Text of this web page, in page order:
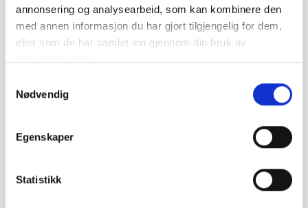
annonsering og analysearbeid, som kan kombinere den
med annen informasjon du har gjort tilgjengelig for dem,
eller som de har samlet inn gjennom din bruk av
Nødvendig
Egenskaper
Statistikk
310 ,- 159 ,-
Trangia
Eagle Products Stekepanne